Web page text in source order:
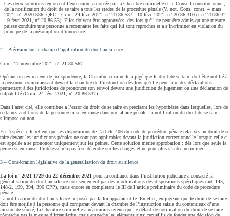
Ces deux solutions renforcent l’extension, amorcée par la Chambre criminelle et le Conseil constitutionnel,
de la notification du droit de se taire à tous les stades de la procédure pénale (V. not. Cons. const. 4 mars
2021, n° 2020-886, QPC ; Crim. 24 févr. 2021, n° 20-86.537 ; 10 févr. 2021, n° 20-86.310 et n° 20-86.32
; 9 févr. 2021, n° 20-86.53). Elles doivent être approuvées, dès lors qu’il ne peut être admis qu’une mesure
puisse conduire une personne à reconnaître les faits qui lui sont reprochés et à s’incriminer en violation du
principe de la présomption d’innocence.
2 – Précision sur le champ d’application du droit au silence
Crim. 17 novembre 2021, n° 21-80.567
Opérant un revirement de jurisprudence, la Chambre criminelle a jugé que le droit de se taire doit être notifié à
la personne comparaissant devant la chambre de l’instruction dès lors qu’elle peut faire des déclarations
permettant à des juridictions de prononcer son renvoi devant une juridiction de jugement ou une déclaration de
culpabilité (Crim. 24 févr. 2021, n° 20-86.537).
Dans l’arrêt cité, elle contribue à l’essor du droit de se taire en précisant les hypothèses dans lesquelles, lors de
certaines auditions de la personne mise en cause dans une affaire pénale, la notification du droit de se taire
s’impose ou non.
En l’espèce, elle retient que les dispositions de l’article 406 du code de procédure pénale relatives au droit de se
taire devant les juridictions pénales ne sont pas applicables devant la juridiction correctionnelle lorsque celle-ci
est appelée à se prononcer uniquement sur les peines. Cette solution mérite approbation : dès lors que seule la
peine est en cause, l’intéressé n’a pas à se défendre sur les charges et ne peut plus s’auto-incriminer.
3 – Consécration législative de la généralisation du droit au silence
La loi n° 2021-1729 du 22 décembre 2021 pour la confiance dans l’institution judiciaire a consacré la
généralisation du droit au silence non seulement par des modifications des dispositions spécifiques (art. 145,
148-2, 199, 394, 396 CPP), mais encore en complétant le III de l’article préliminaire du code de procédure
pénale.
La notification du droit au silence imposée par la loi apparait utile. En effet, en jugeant que le droit de se taire
doit être notifié à la personne qui comparaît devant la chambre de l’instruction saisie du contentieux d’une
mesure de sûreté, la Chambre criminelle a néanmoins retenu que le défaut de notification du droit de se taire